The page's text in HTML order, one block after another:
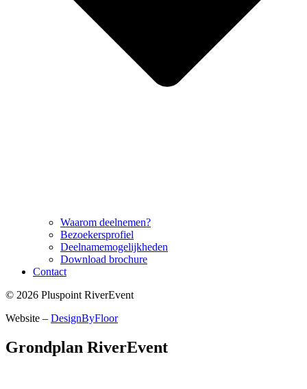
Waarom deelnemen?
Bezoekersprofiel
Deelnamemogelijkheden
Download brochure
Contact
© 2026 Pluspoint RiverEvent
Website – DesignByFloor
Grondplan RiverEvent